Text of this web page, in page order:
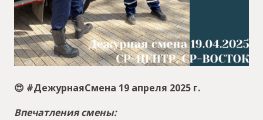
😍 #ДежурнаяСмена 19 апреля 2025 г.
Впечатления смены: